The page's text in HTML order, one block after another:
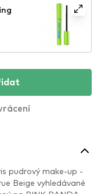
pudrový make-up -
Beige vyhledávané